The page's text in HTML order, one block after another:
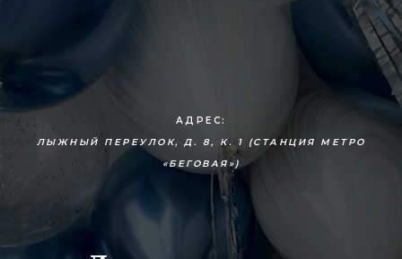
АДРЕС:
ЛЫЖНЫЙ ПЕРЕУЛОК, Д. 8, К. 1 (СТАНЦИЯ МЕТРО
«БЕГОВАЯ»)